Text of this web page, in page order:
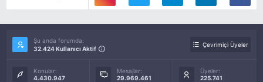
Şu anda forumda:
32.424 Kullanıcı Aktif
Çevrimiçi Üyeler
Konular:
4.430.947
Mesajlar:
29.969.461
Üyeler:
225.741